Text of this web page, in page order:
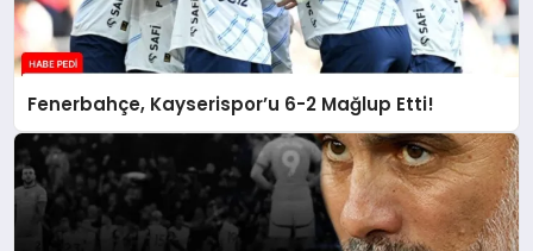
Fenerbahçe, Kayserispor’u 6-2 Mağlup Etti!